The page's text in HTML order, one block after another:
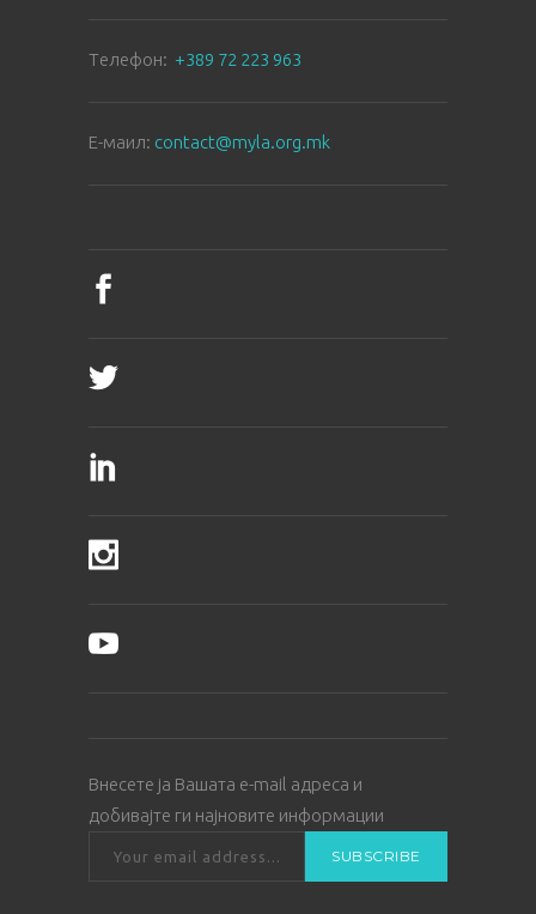
Tелефон: +389 72 223 963
E-маил: contact@myla.org.mk
Внесете ја Вашата е-mail адреса и
добивајте ги најновите информации